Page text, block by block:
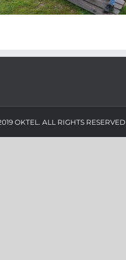
OKTEL. ALL RIGHTS RESERVED